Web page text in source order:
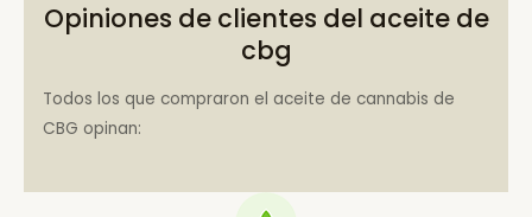
Opiniones de clientes del aceite de
cbg
Todos los que compraron el aceite de cannabis de
CBG opinan: